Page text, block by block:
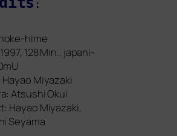
:
hime
128 Min., japa­ni­
Miyazaki
Atsushi Okui
Hayao Miyazaki,
Seyama